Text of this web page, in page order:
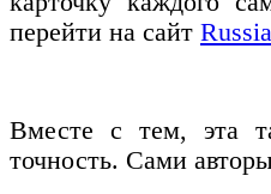
перейти на сайт
Вместе с тем, эта
точность. Сами